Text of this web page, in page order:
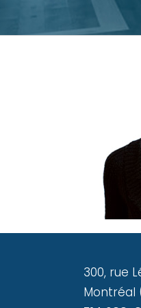
300, rue
Montréal